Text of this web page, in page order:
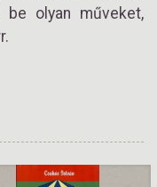
be olyan műveket,